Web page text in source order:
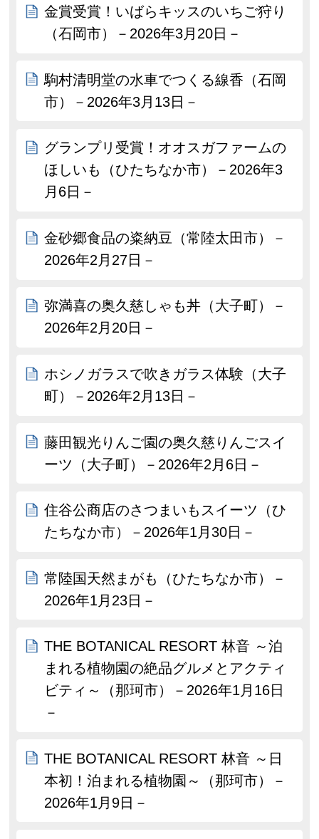
金賞受賞！いばらキッスのいちご狩り
（石岡市）－2026年3月20日－
駒村清明堂の水車でつくる線香（石岡
市）－2026年3月13日－
グランプリ受賞！オオスガファームの
ほしいも（ひたちなか市）－2026年3
月6日－
金砂郷食品の粢納豆（常陸太田市）－
2026年2月27日－
弥満喜の奥久慈しゃも丼（大子町）－
2026年2月20日－
ホシノガラスで吹きガラス体験（大子
町）－2026年2月13日－
藤田観光りんご園の奥久慈りんごスイ
ーツ（大子町）－2026年2月6日－
住谷公商店のさつまいもスイーツ（ひ
たちなか市）－2026年1月30日－
常陸国天然まがも（ひたちなか市）－
2026年1月23日－
THE BOTANICAL RESORT 林音 ～泊
まれる植物園の絶品グルメとアクティ
ビティ～（那珂市）－2026年1月16日
－
THE BOTANICAL RESORT 林音 ～日
本初！泊まれる植物園～（那珂市）－
2026年1月9日－